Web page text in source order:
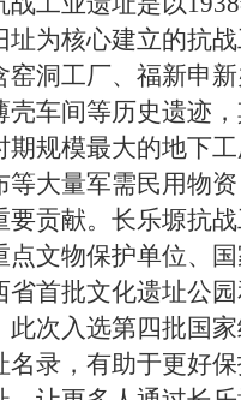
址为核心建立的抗
洞工厂、福新申新
壳车间等历史遗迹
期规模最大的地下
等大量军需民用物
要贡献。长乐塬抗
点文物保护单位、
省首批文化遗址公
此次入选第四批国
名录，有助于更好